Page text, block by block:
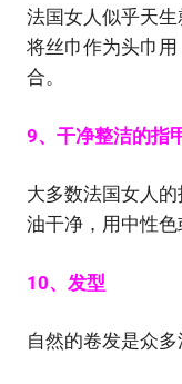
法国女人似乎天
将丝巾作为头巾
合。
9、干净整洁的指
大多数法国女人
油干净，用中性色
10、发型
自然的卷发是众多